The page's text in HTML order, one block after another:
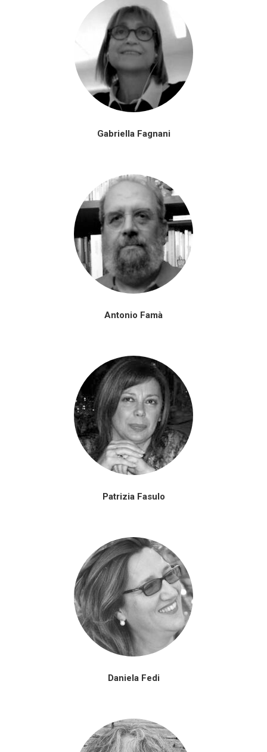
Gabriella Fagnani
Antonio Famà
Patrizia Fasulo
Daniela Fedi